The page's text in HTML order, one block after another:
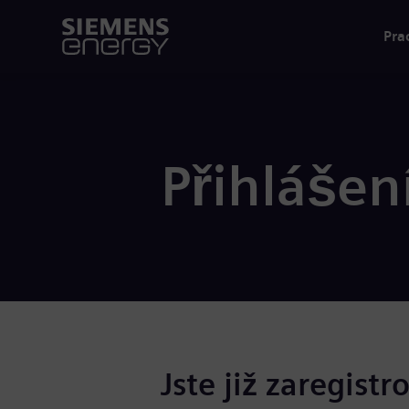
Jste již